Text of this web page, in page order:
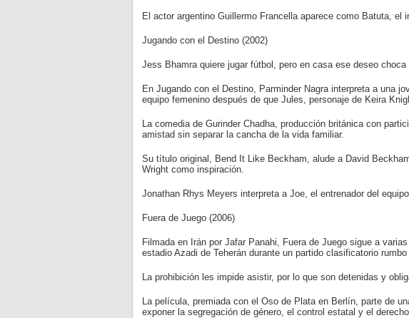
El actor argentino Guillermo Francella aparece como Batuta, el
Jugando con el Destino (2002)
Jess Bhamra quiere jugar fútbol, pero en casa ese deseo
En Jugando con el Destino, Parminder Nagra interpreta a una
equipo femenino después de que Jules, personaje de Keira
La comedia de Gurinder Chadha, producción británica con
amistad sin separar la cancha de la vida familiar.
Su título original, Bend It Like Beckham, alude a David
Wright como inspiración.
Jonathan Rhys Meyers interpreta a Joe, el entrenador del
Fuera de Juego (2006)
Filmada en Irán por Jafar Panahi, Fuera de Juego sigue a
estadio Azadi de Teherán durante un partido clasificatorio
La prohibición les impide asistir, por lo que son detenidas y
La película, premiada con el Oso de Plata en Berlín, parte de
exponer la segregación de género, el control estatal y el